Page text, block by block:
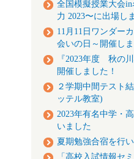
全国模擬授業大会
力 2023〜に出場し
11月11日ワンダー
会いの日～開催しま
『2023年度 秋の
開催しました！
２学期中間テスト
ッテル教室)
2023年有名中学・
いました
夏期勉強合宿を行い
「高校入試情報セ